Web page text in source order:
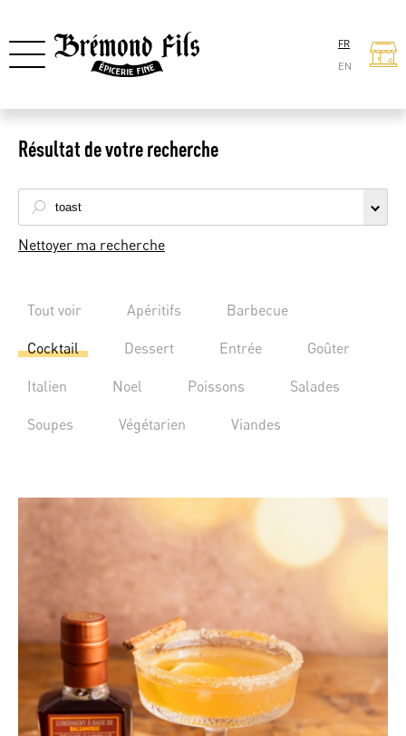
FR
EN
Résultat de votre recherche
Nettoyer ma recherche
Tout voir Apéritifs Barbecue
Cocktail Dessert Entrée Goûter
Italien Noel Poissons Salades
Soupes Végétarien Viandes